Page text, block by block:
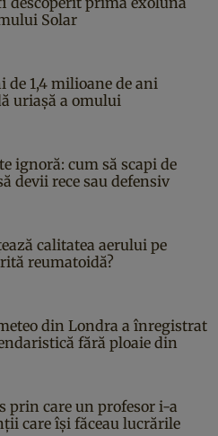
Solar
de 1,4 milioane de ani
uriașă a omului
ignoră: cum să scapi de
devii rece sau defensiv
calitatea aerului pe
reumatoidă?
din Londra a înregistrat
fără ploaie din
prin care un profesor i-a
care își făceau lucrările